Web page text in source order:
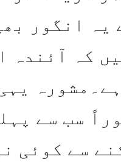
یہ انگور
کہ آئندہ
سب سے
سے کوئی